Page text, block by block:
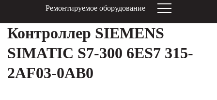
Ремонтируемое оборудование
Контроллер SIEMENS
SIMATIC S7-300 6ES7 315-
2AF03-0AB0